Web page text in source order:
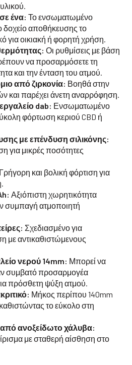
ένα: Το ενσωματωμένο
δοχείο αποθήκευσης το
για οικιακή ή φορητή χρήση.
Οι ρυθμίσεις με βάση
να προσαρμόσετε τη
και την ένταση του ατμού.
από ζιρκονία: Βοηθά στην
και παρέχει άνετη αναρρόφηση.
dab: Ενσωματωμένο
φόρτωση κεριού CBD ή
με επένδυση σιλικόνης:
για μικρές ποσότητες
Γρήγορη και βολική φόρτιση για
Αξιόπιστη χωρητικότητα
συμπαγή ατμοποιητή
Σχεδιασμένο για
με αντικαθιστώμενους
νερού 14mm: Μπορεί να
συμβατό προσαρμογέα
πρόσθετη ψύξη ατμού.
Μήκος περίπου 140mm
το εύκολο στη
ανοξείδωτο χάλυβα:
με σταθερή αίσθηση στο